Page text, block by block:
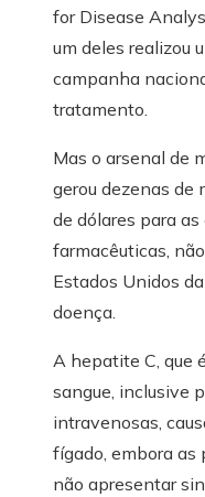
for Disease
um deles realizou
campanha
tratamento.
Mas o arsenal de
gerou dezenas de
de dólares para as
farmacêuticas,
Estados Unidos
doença.
A hepatite C, que
sangue, inclusive
intravenosas,
fígado, embora as
não apresentar